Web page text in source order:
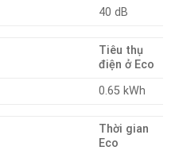
40 dB
Tiêu thụ
điện ở Eco
0.65 kWh
Thời gian
Eco